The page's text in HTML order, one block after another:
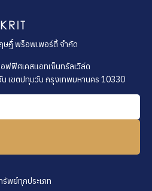
ษฎิ์ พร็อพเพอร์ตี้ จำกัด
ฟฟิศเคสแอทเซ็นทรัลเวิล์ด
เขตปทุมวัน กรุงเทพมหานคร 10330
พย์ทุกประเภท